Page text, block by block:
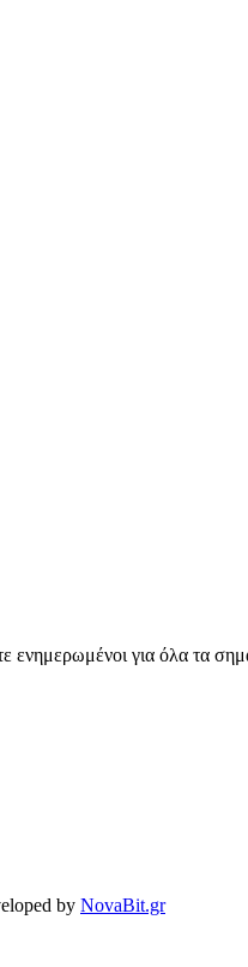
ενημερωμένοι για όλα τα
by NovaBit.gr